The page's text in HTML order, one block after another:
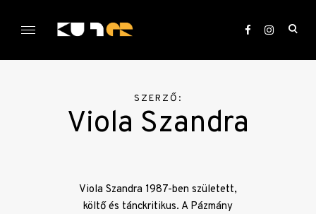
KULTer.hu
SZERZŐ:
Viola Szandra
Viola Szandra 1987-ben született,
költő és tánckritikus. A Pázmány